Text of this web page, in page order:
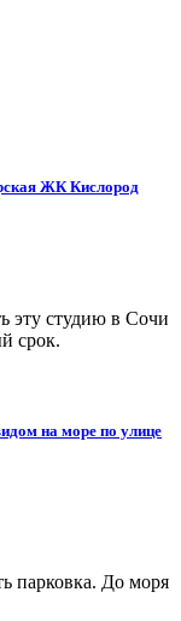
ЖК Кислород
эту студию в Сочи
срок.
на море по улице
парковка. До моря